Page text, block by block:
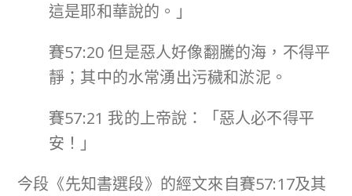
這是耶和華說的。」
賽57:20 但是惡人好像翻騰的海，不得平
靜；其中的水常湧出污穢和淤泥。
賽57:21 我的上帝說：「惡人必不得平
安！」
今段《先知書選段》的經文來自賽57:17及其